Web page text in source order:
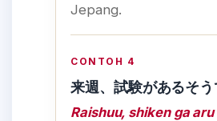
Jepang.
CONTOH 4
来週、試験があるそう
Raishuu, shiken ga